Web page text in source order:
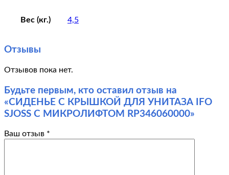
Вес (кг.) 4,5
Отзывы
Отзывов пока нет.
Будьте первым, кто оставил отзыв на
«СИДЕНЬЕ С КРЫШКОЙ ДЛЯ УНИТАЗА IFO
SJOSS С МИКРОЛИФТОМ RP346060000»
Ваш отзыв *